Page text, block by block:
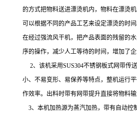
的方式把物料送进漂烫机内，物料在漂烫
可以根据不同的产品工艺来设定漂烫的时
在经过强流风干机，把产品表面的残留的
序的操作，减少人工等待的时间，增加了
2、该机采用SUS304不锈钢板式网带传
小、不易变形、易保养等特点，整机运行
作效率。出料时带有网带提升直接将物料
3、本机加热源为蒸汽加热，带有自动控